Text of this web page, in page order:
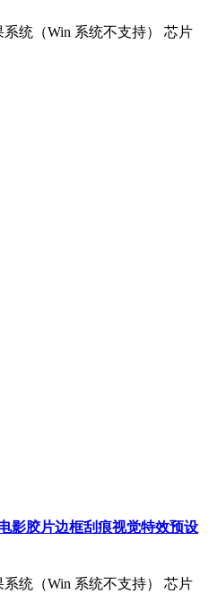
统（Win 系统不支持） 芯片
影胶片边框刮痕视觉特效预设
统（Win 系统不支持） 芯片